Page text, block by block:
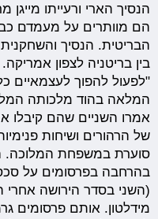
הנסיך הארי ורעייתו מייגן
הם מוותרים על מעמדם
הבריטית. הנסיך
בין בריטניה לצפון
"לפעול להפוך לעצמאיים
המלאה בהוד מלכותה
אמרו השניים שהם קיבלו
של הרהורים ושיחות
סוערת במשפחת המלוכה.
בהרחבה בפרסומים על
(השני בסדר הירושה אחרי
מידלטון. אותם פרסומים